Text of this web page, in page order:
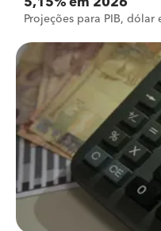
5,15% em 2026
Projeções para PIB, dólar